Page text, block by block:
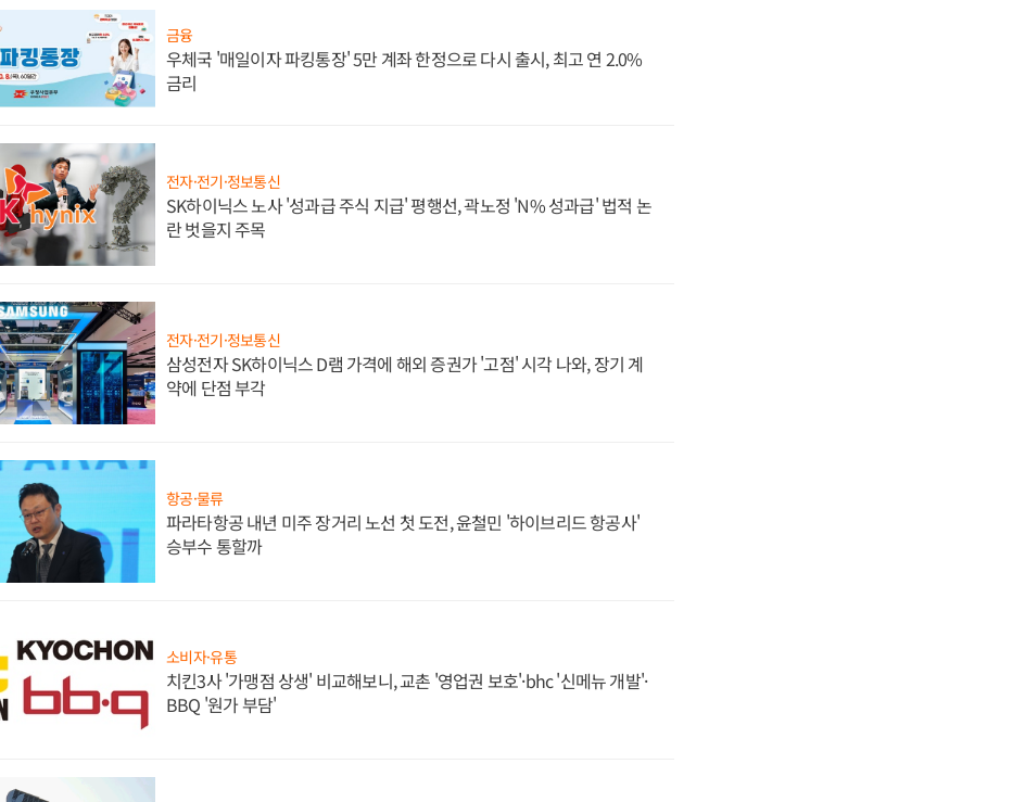
금융
우체국 '매일이자 파킹통장' 5만 계좌 한정으로 다시 출시, 최고 연 2.0%
금리
전자·전기·정보통신
SK하이닉스 노사 '성과급 주식 지급' 평행선, 곽노정 'N% 성과급' 법적 논
란 벗을지 주목
전자·전기·정보통신
삼성전자 SK하이닉스 D램 가격에 해외 증권가 '고점' 시각 나와, 장기 계
약에 단점 부각
항공·물류
파라타항공 내년 미주 장거리 노선 첫 도전, 윤철민 '하이브리드 항공사'
승부수 통할까
소비자·유통
치킨3사 '가맹점 상생' 비교해보니, 교촌 '영업권 보호'·bhc '신메뉴 개발'·
BBQ '원가 부담'